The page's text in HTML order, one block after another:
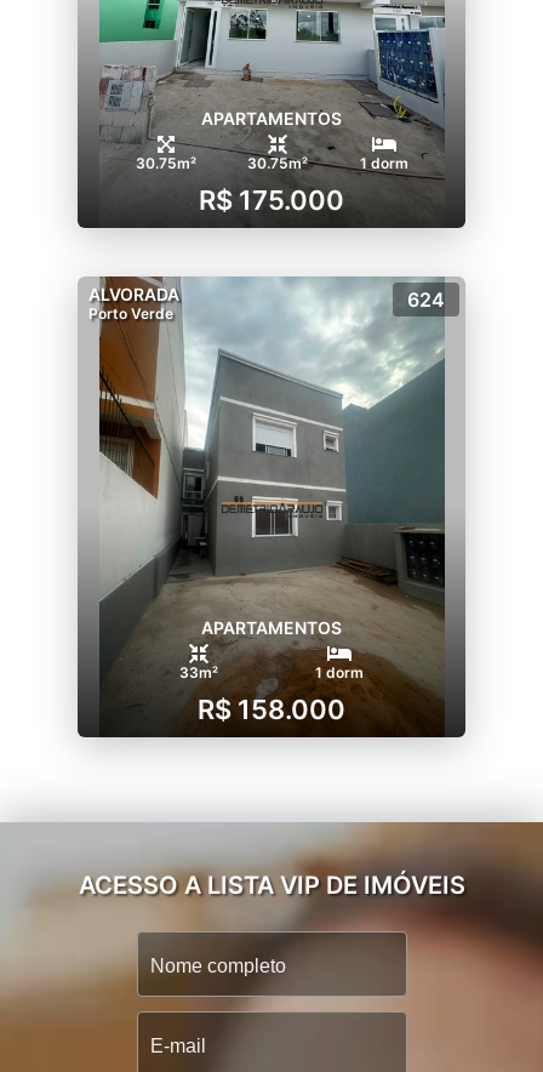
APARTAMENTOS
30.75m² 30.75m² 1 dorm
R$ 175.000
ALVORADA
Porto Verde
624
APARTAMENTOS
33m² 1 dorm
R$ 158.000
ACESSO A LISTA VIP DE IMÓVEIS